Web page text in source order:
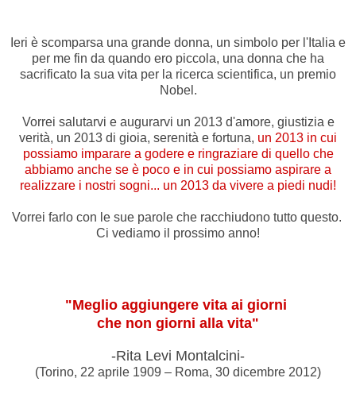
Ieri è scomparsa una grande donna, un simbolo per l'Italia e
per me fin da quando ero piccola, una donna che ha
sacrificato la sua vita per la ricerca scientifica, un premio
Nobel.
Vorrei salutarvi e augurarvi un 2013 d'amore, giustizia e
verità, un 2013 di gioia, serenità e fortuna, un 2013 in cui
possiamo imparare a godere e ringraziare di quello che
abbiamo anche se è poco e in cui possiamo aspirare a
realizzare i nostri sogni... un 2013 da vivere a piedi nudi!
Vorrei farlo con le sue parole che racchiudono tutto questo.
Ci vediamo il prossimo anno!
"Meglio aggiungere vita ai giorni
che non giorni alla vita"
-Rita Levi Montalcini-
(Torino, 22 aprile 1909 – Roma, 30 dicembre 2012)